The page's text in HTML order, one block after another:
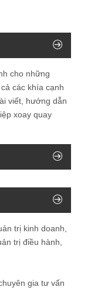
cho những
các khía cạnh
viết, hướng dẫn
xoay quay
trị kinh doanh,
trị điều hành,
gia tư vấn